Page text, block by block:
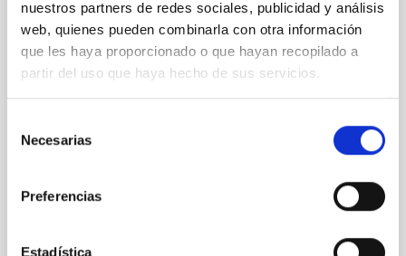
nuestros partners de redes sociales, publicidad y análisis
web, quienes pueden combinarla con otra información
que les haya proporcionado o que hayan recopilado a
partir del uso que haya hecho de sus servicios.
Necesarias
Preferencias
Estadística
El IAC participa en el desarrollo de un
nuevo “GPS cósmico” que logra el mapa
más preciso de la materia oscura del
universo
de Andalucía (IAA-CSIC) y del Instituto de Astrofísica
de Canarias (IAC) ha obtenido el censo más preciso
nuevo modelo, denominado GPS+, capaz de predecir
etapa de la historia cósmica. En el universo existen